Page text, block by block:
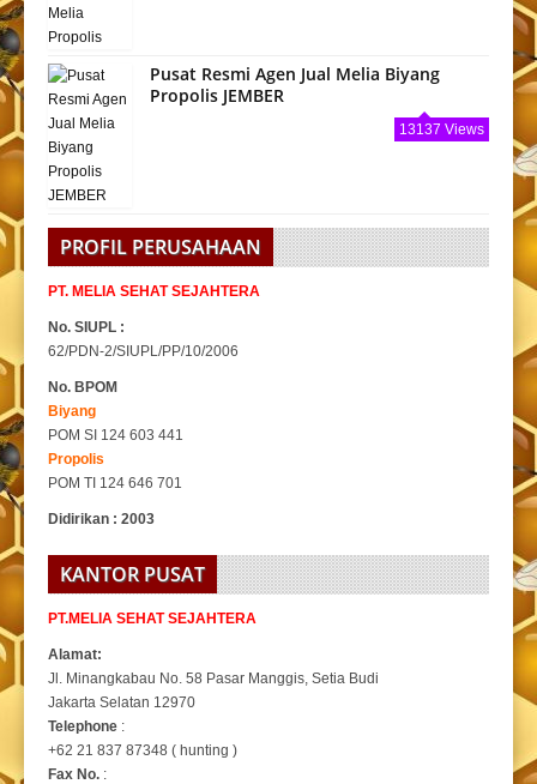
Pusat Resmi Agen Jual Melia Biyang
Propolis JEMBER
13137 Views
PROFIL PERUSAHAAN
PT. MELIA SEHAT SEJAHTERA
No. SIUPL :
62/PDN-2/SIUPL/PP/10/2006
No. BPOM
Biyang
POM SI 124 603 441
Propolis
POM TI 124 646 701
Didirikan : 2003
KANTOR PUSAT
PT.MELIA SEHAT SEJAHTERA
Alamat:
Jl. Minangkabau No. 58 Pasar Manggis, Setia Budi
Jakarta Selatan 12970
Telephone :
+62 21 837 87348 ( hunting )
Fax No. :